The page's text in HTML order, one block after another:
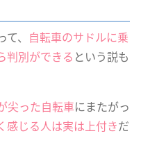
、 自転車のサドルに乗
判別ができる という説も
尖った自転車にまたがっ
感じる人は実は上付きだ